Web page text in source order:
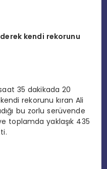
kendi rekorunu
35 dakikada 20
rekorunu kıran Ali
bu zorlu serüvende
toplamda yaklaşık 435